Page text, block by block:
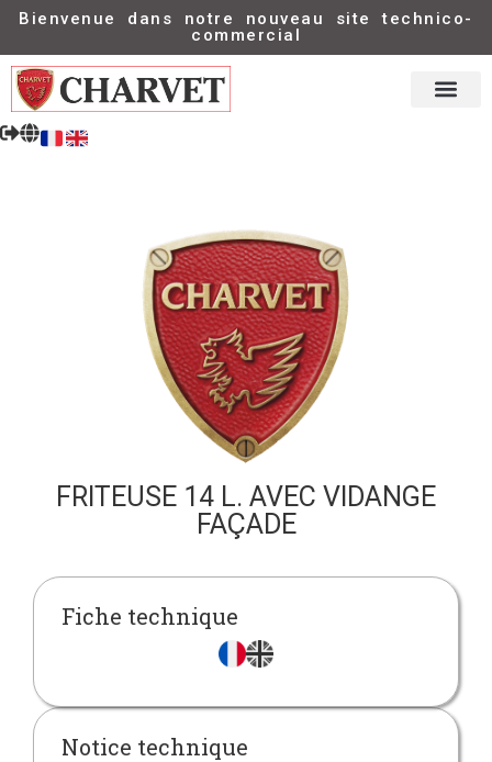
Bienvenue dans notre nouveau site technico-
commercial
FRITEUSE 14 L. AVEC VIDANGE
FAÇADE
Fiche technique
Notice technique